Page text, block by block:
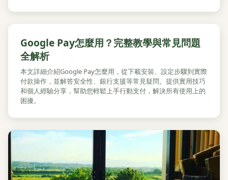
Google Pay怎麼用？完整教學與常見問題
全解析
本文詳細介紹Google Pay怎麼用，從下載安裝、設定步驟到實際
付款操作，並解答安全性、銀行支援等常見疑問。提供實用技巧
和個人經驗分享，幫助您輕鬆上手行動支付，解決所有使用上的
困擾。